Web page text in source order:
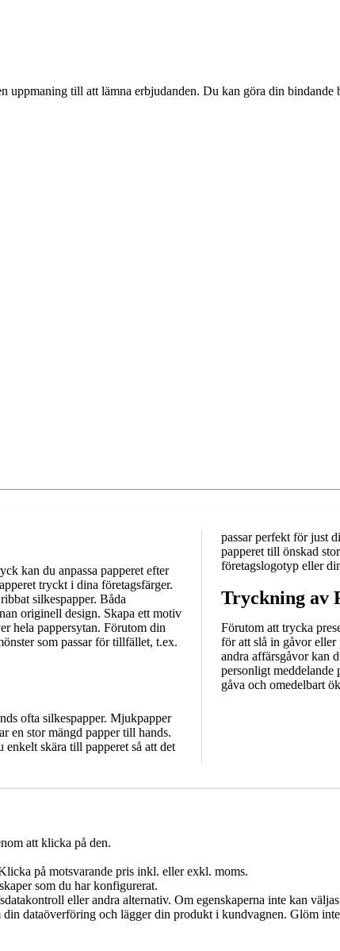
uppmaning till att lämna erbjudanden. Du kan göra din
kan du anpassa papperet efter
tryckt i dina företagsfärger.
silkespapper. Båda
originell design. Skapa ett motiv
hela pappersytan. Förutom din
som passar för tillfället, t.ex.
ofta silkespapper. Mjukpapper
en stor mängd papper till hands.
skära till papperet så att det
passar perfekt för just
papperet till önskad
företagslogotyp eller
Tryckning av
Förutom att trycka
för att slå in gåvor
andra affärsgåvor kan
personligt meddelande
gåva och omedelbart
att klicka på den.
på motsvarande pris inkl. eller exkl. moms.
som du har konfigurerat.
eller andra alternativ. Om egenskaperna inte kan
dataöverföring och lägger din produkt i kundvagnen. Glöm